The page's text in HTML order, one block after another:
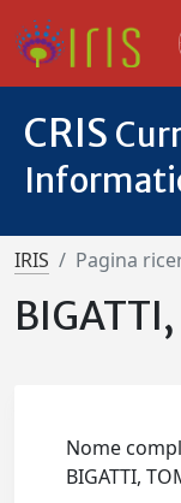
CRIS
IRIS Pagina
Nome
BIGATTI,